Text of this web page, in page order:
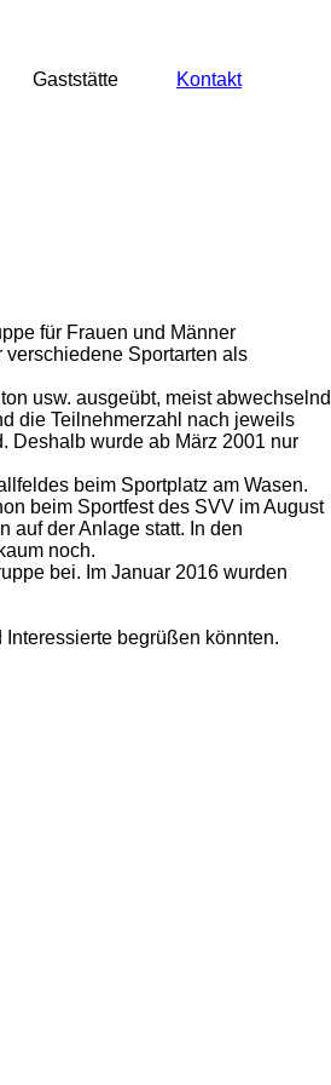
Gaststätte Kontakt
für Frauen und Männer
verschiedene Sportarten als
usw. ausgeübt, meist abwechselnd
die Teilnehmerzahl nach jeweils
Deshalb wurde ab März 2001 nur
beim Sportplatz am Wasen.
beim Sportfest des SVV im August
auf der Anlage statt. In den
noch.
bei. Im Januar 2016 wurden
begrüßen könnten.